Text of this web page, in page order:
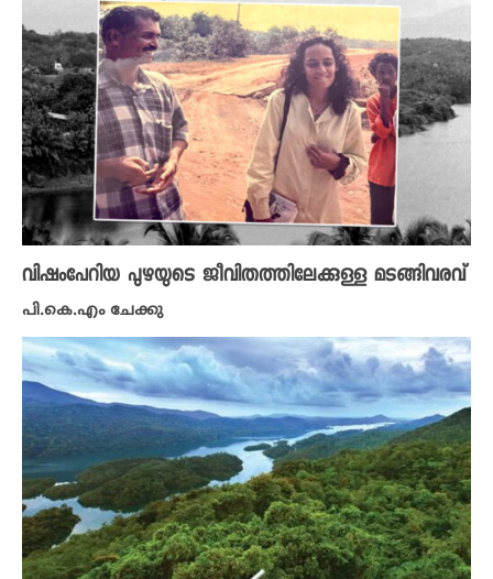
വിഷംപേറിയ പുഴയുടെ ജീവിതത്തിലേക്കുള്ള മടങ്ങിവരവ്
പി.കെ.എം ചേക്കു